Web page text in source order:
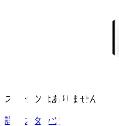
スタッツはありません。
詳細スタッツ